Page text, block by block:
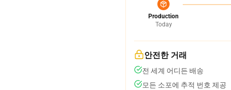
Production
Today
안전한 거래
전 세계 어디든 배송
모든 소포에 추적 번호 제공